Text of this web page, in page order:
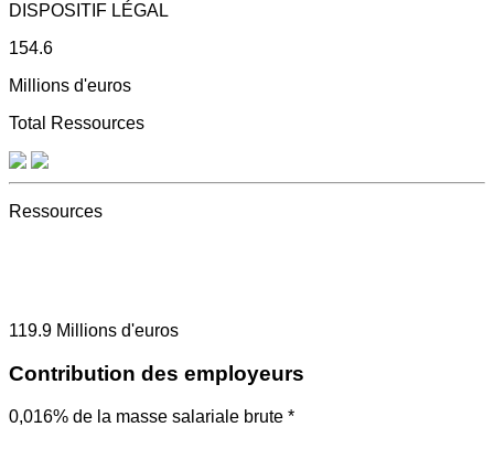
DISPOSITIF LÉGAL
154.6
Millions d'euros
Total Ressources
Ressources
119.9 Millions d'euros
Contribution des employeurs
0,016% de la masse salariale brute *